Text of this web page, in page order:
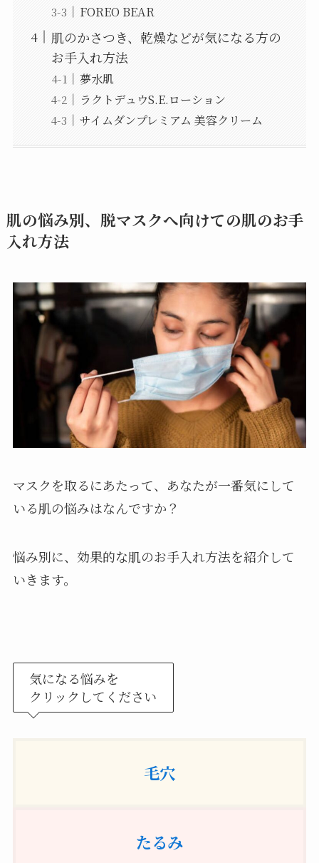
FOREO BEAR
肌のかさつき、乾燥などが気になる方の
お手入れ方法
夢水肌
ラクトデュウS.E.ローション
サイムダンプレミアム 美容クリーム
肌の悩み別、脱マスクへ向けての肌のお手
入れ方法
マスクを取るにあたって、あなたが一番気にして
いる肌の悩みはなんですか？
悩み別に、効果的な肌のお手入れ方法を紹介して
いきます。
気になる悩みを
クリックしてください
毛穴
たるみ